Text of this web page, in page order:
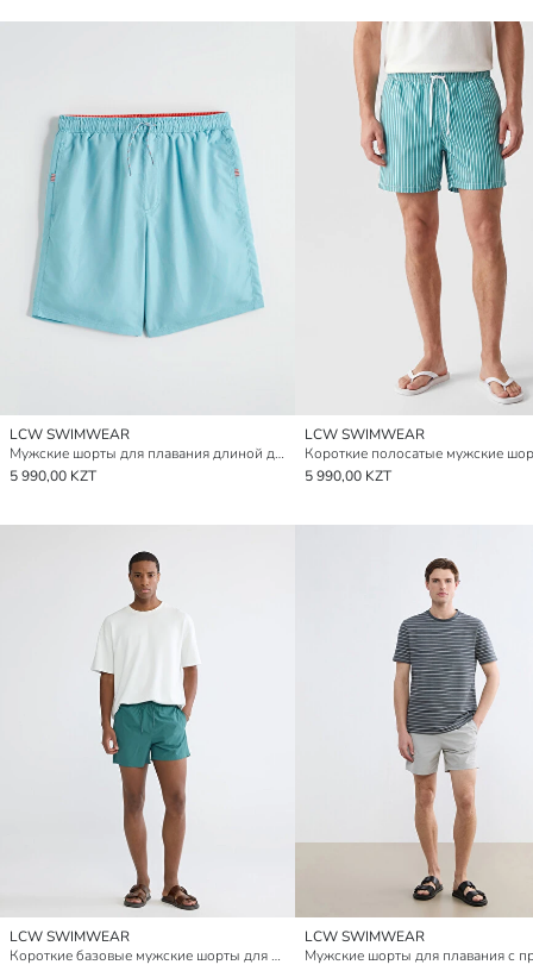
LCW SWIMWEAR
Мужские шорты для плавания длиной до колена
5 990,00 KZT
LCW SWIMWEAR
5 990,00 KZT
LCW SWIMWEAR
Короткие базовые мужские шорты для плавания
LCW SWIMWEAR